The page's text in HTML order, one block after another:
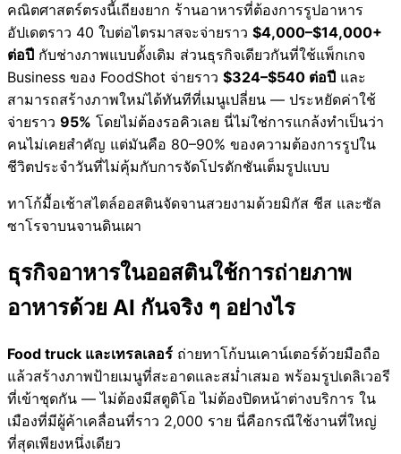
คณิตศาสตร์ตรงนี้เถียงยาก ร้านอาหารที่ต้องการรูปอาหาร
อัปเดตราว 40 ใบต่อไตรมาสจะจ่ายราว $4,000–$14,000+
ต่อปี กับช่างภาพแบบดั้งเดิม ส่วนธุรกิจเดียวกันที่ใช้แพ็กเกจ
Business ของ FoodShot จ่ายราว $324–$540 ต่อปี และ
สามารถสร้างภาพใหม่ได้ทันทีที่เมนูเปลี่ยน — ประหยัดค่าใช้
จ่ายราว 95% โดยไม่ต้องรอคิวเลย นี่ไม่ใช่การแกล้งทำเป็นว่า
คนไม่เคยสำคัญ แต่มันคือ 80–90% ของความต้องการรูปใน
ชีวิตประจำวันที่ไม่คุ้มกับการจัดโปรดักชันเต็มรูปแบบ
ทาโก้มื้อเช้าสไตล์ออสตินจัดจานสวยงามด้วยมิกัส ชีส และซัล
ซาโรจาบนจานดินเผา
ธุรกิจอาหารในออสตินใช้การถ่ายภาพ
อาหารด้วย AI กันจริง ๆ อย่างไร
Food truck และเทรลเลอร์ ถ่ายทาโก้บนเคาน์เตอร์ด้วยมือถือ
แล้วสร้างภาพป้ายเมนูที่สะอาดและสม่ำเสมอ พร้อมรูปเดลิเวอรี
ที่เข้าชุดกัน — ไม่ต้องมีสตูดิโอ ไม่ต้องปิดหน้าต่างบริการ ใน
เมืองที่มีผู้ค้าเคลื่อนที่ราว 2,000 ราย นี่คือกรณีใช้งานที่ใหญ่
ที่สุดเพียงหนึ่งเดียว